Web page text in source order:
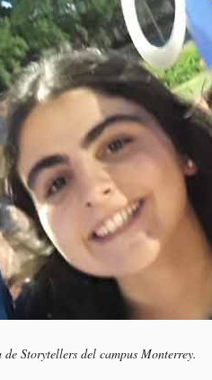
Storytellers del campus Monterrey.